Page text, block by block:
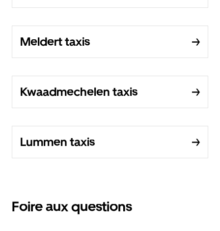
Meldert taxis
Kwaadmechelen taxis
Lummen taxis
Foire aux questions